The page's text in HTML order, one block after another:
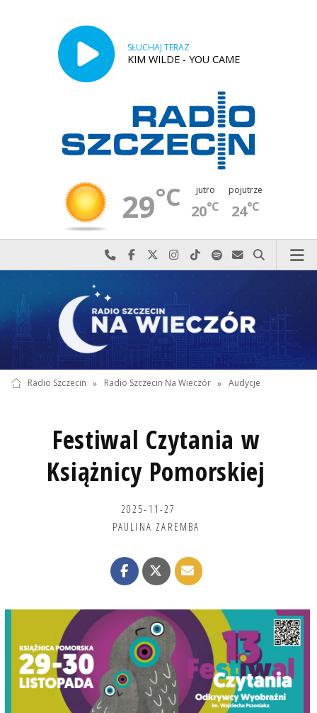
SŁUCHAJ TERAZ
KIM WILDE - YOU CAME
29°C jutro
20°C
pojutrze
24°C
Najlepiej po prostu do nas zadzwoń
Odwiedź nas na Facebook-u
Odwiedź nas na X
Odwiedź nas na Instagram-ie
Odwiedź nas na TikTok-u
Szukaj nas na Spotify
Wyślij do nas
Szukaj
Radio Szczecin » Radio Szczecin Na Wieczór » Audycje
Festiwal Czytania w
Książnicy Pomorskiej
2025-11-27
PAULINA ZAREMBA